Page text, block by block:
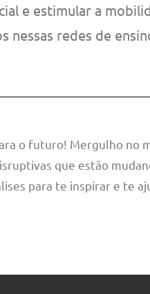
e estimular a
nessas redes de
o futuro! Mergulho no
que estão
para te inspirar e te